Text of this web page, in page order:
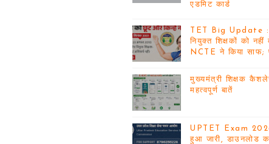
एडमिट कार्ड
TET Big Update
नियुक्त शिक्षकों को नहीं
NCTE ने किया साफ;
मुख्यमंत्री शिक्षक
महत्वपूर्ण बातें
UPTET Exam
हुआ जारी, डाउनलोड